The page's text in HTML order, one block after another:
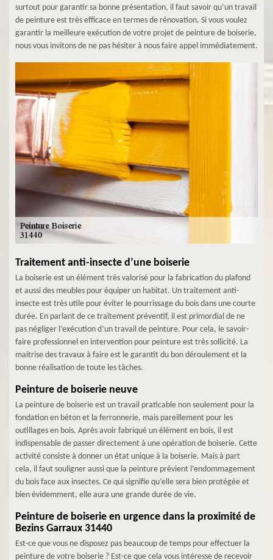
surtout pour garantir sa bonne présentation, il faut savoir qu’un travail
de peinture est très efficace en termes de rénovation. Si vous voulez
garantir la meilleure exécution de votre projet de peinture de boiserie,
nous vous invitons de ne pas hésiter à nous faire appel immédiatement.
Traitement anti-insecte d’une boiserie
La boiserie est un élément très valorisé pour la fabrication du plafond
et aussi des meubles pour équiper un habitat. Un traitement anti-
insecte est très utile pour éviter le pourrissage du bois dans une courte
durée. En parlant de ce traitement préventif, il est primordial de ne
pas négliger l’exécution d’un travail de peinture. Pour cela, le savoir-
faire professionnel en intervention pour peinture est très sollicité. La
maitrise des travaux à faire est le garantit du bon déroulement et la
bonne réalisation de toute les tâches.
Peinture de boiserie neuve
La peinture de boiserie est un travail praticable non seulement pour la
fondation en béton et la ferronnerie, mais pareillement pour les
outillages en bois. Après avoir fabriqué un élément en bois, il est
indispensable de passer directement à une opération de boiserie. Cette
activité consiste à donner un état unique à la boiserie. Mais à part
cela, il faut souligner aussi que la peinture prévient l’endommagement
du bois face aux insectes. Ce qui signifie qu’elle sera bien protégée et
bien évidemment, elle aura une grande durée de vie.
Peinture de boiserie en urgence dans la proximité de
Bezins Garraux 31440
Est-ce que vous ne disposez pas beaucoup de temps pour effectuer la
peinture de votre boiserie ? Est-ce que cela vous intéresse de recevoir